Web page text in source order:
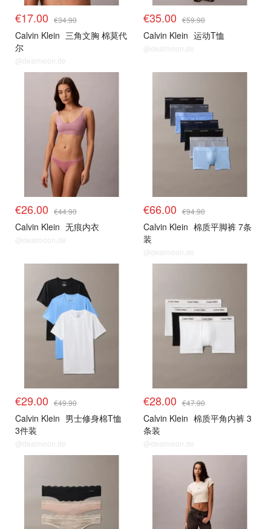
€17.00 €34.90
Calvin Klein 三角文胸 棉莫代
尔
@dealmoon.de
€35.00 €59.90
Calvin Klein 运动T恤
@dealmoon.de
€26.00 €44.90
Calvin Klein 无痕内衣
@dealmoon.de
€66.00 €94.90
Calvin Klein 棉质平脚裤 7条
装
@dealmoon.de
€29.00 €49.90
Calvin Klein 男士修身棉T恤
3件装
@dealmoon.de
€28.00 €47.90
Calvin Klein 棉质平角内裤 3
条装
@dealmoon.de